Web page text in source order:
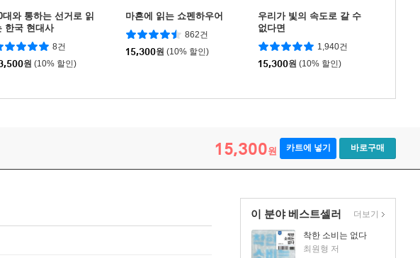
대와 통하는 선거로 읽
한국 현대사
8건
원 (10% 할인)
마흔에 읽는 쇼펜하우어
862건
15,300원 (10% 할인)
우리가 빛의 속도로 갈 수
없다면
1,940건
15,300원 (10% 할인)
15,300원 카트에 넣기 바로구매
이 분야 베스트셀러
착한 소비는 없다
최원형 저
더보기